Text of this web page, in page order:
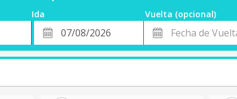
Ida
Vuelta (opcional)
Fecha
de
Fecha
de
Vuelta